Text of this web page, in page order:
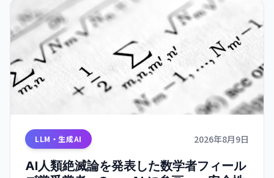
LLM・生成AI 2026年8月9日
AI人類絶滅論を発表した数学者フィール